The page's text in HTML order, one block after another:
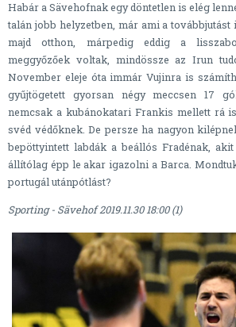
Habár a Sävehofnak egy döntetlen is elég
talán jobb helyzetben, már ami a
majd otthon, márpedig eddig a
meggyőzőek voltak, mindössze az Irun
November eleje óta immár Vujinra is
gyűjtögetett gyorsan négy meccsen 17
nemcsak a kubánokatari Frankis mellett rá
svéd védőknek. De persze ha nagyon
bepöttyintett labdák a beállós Fradénak,
állítólag épp le akar igazolni a Barca.
portugál utánpótlást?
Sporting - Sävehof 2019.11.30 18:00 (1)